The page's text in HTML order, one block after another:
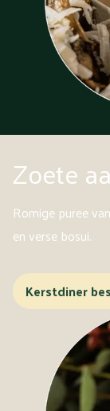
Zoete
Romige puree
en verse bosui.
Kerstdiner